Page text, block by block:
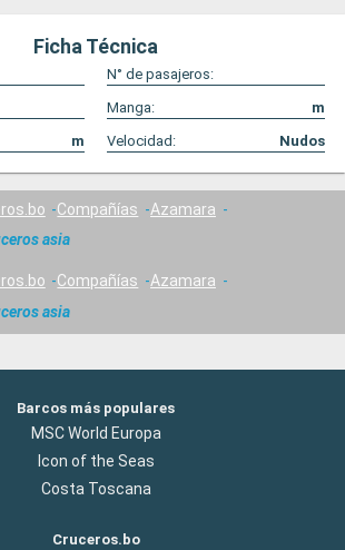
Ficha Técnica
N° de pasajeros:
Manga:
m
m Velocidad: Nudos
Compañías
Azamara
asia
Compañías
Azamara
asia
Barcos más populares
MSC World Europa
Icon of the Seas
Costa Toscana
Cruceros.bo